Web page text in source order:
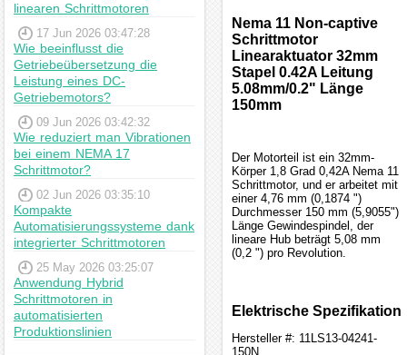
linearen Schrittmotoren
17 Jun 2026 03:47:28
Wie beeinflusst die
Getriebeübersetzung die
Leistung eines DC-
Getriebemotors?
09 Jun 2026 03:42:32
Wie reduziert man Vibrationen
bei einem NEMA 17
Schrittmotor?
02 Jun 2026 03:35:10
Kompakte
Automatisierungssysteme dank
integrierter Schrittmotoren
25 May 2026 03:25:07
Anwendung Hybrid
Schrittmotoren in
automatisierten
Produktionslinien
Nema 11 Non-captive
Schrittmotor
Linearaktuator 32mm
Stapel 0.42A Leitung
5.08mm/0.2" Länge
150mm
Der Motorteil ist ein 32mm-
Körper 1,8 Grad 0,42A Nema 11
Schrittmotor, und er arbeitet mit
einer 4,76 mm (0,1874 ")
Durchmesser 150 mm (5,9055")
Länge Gewindespindel, der
lineare Hub beträgt 5,08 mm
(0,2 ") pro Revolution.
Elektrische Spezifikation
Hersteller #: 11LS13-04241-
150N